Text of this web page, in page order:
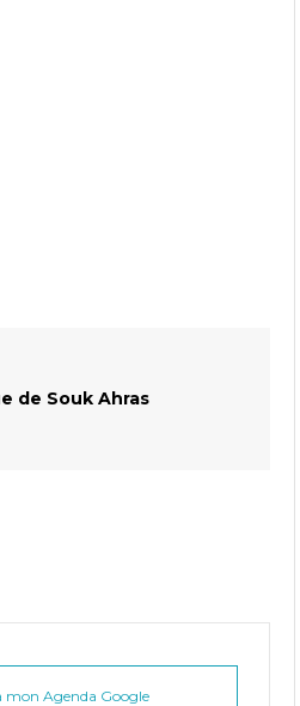
de Souk Ahras
mon Agenda Google